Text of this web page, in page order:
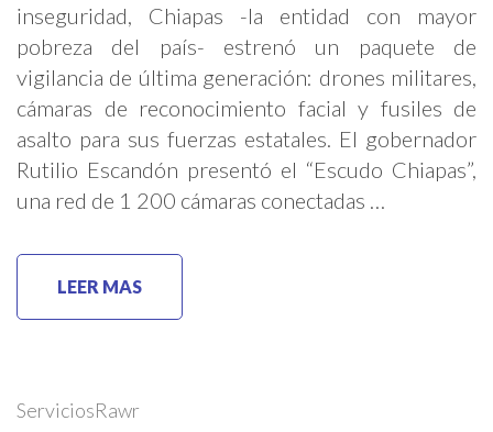
inseguridad, Chiapas -la entidad con mayor
pobreza del país- estrenó un paquete de
vigilancia de última generación: drones militares,
cámaras de reconocimiento facial y fusiles de
asalto para sus fuerzas estatales. El gobernador
Rutilio Escandón presentó el “Escudo Chiapas”,
una red de 1 200 cámaras conectadas …
LEER MAS
ServiciosRawr